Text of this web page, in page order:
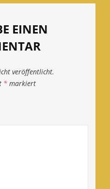
EINEN
veröffentlicht.
* markiert